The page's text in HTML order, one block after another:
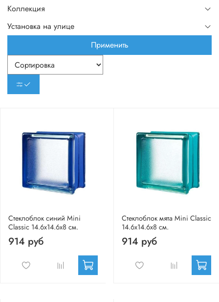
Стеклоблок синий Mini
Classic 14.6x14.6x8 см.
914 руб
Стеклоблок мята Mini Classic
14.6x14.6x8 см.
914 руб
Коллекция
Установка на улице
Применить